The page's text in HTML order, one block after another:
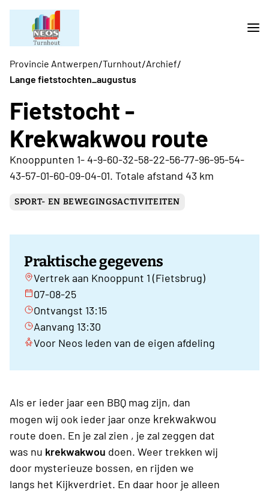
Provincie Antwerpen/Turnhout/Archief/
Lange fietstochten_augustus
Fietstocht -
Krekwakwou route
Knooppunten 1- 4-9-60-32-58-22-56-77-96-95-54-
43-57-01-60-09-04-01. Totale afstand 43 km
SPORT- EN BEWEGINGSACTIVITEITEN
Praktische gegevens
Vertrek aan Knooppunt 1 (Fietsbrug)
07-08-25
Ontvangst 13:15
Aanvang 13:30
Voor Neos leden van de eigen afdeling
Als er ieder jaar een BBQ mag zijn, dan
mogen wij ook ieder jaar onze krekwakwou
route doen. En je zal zien , je zal zeggen dat
was nu krekwakwou doen. Weer trekken wij
door mysterieuze bossen, en rijden we
langs het Kijkverdriet. En daar hoor je alleen